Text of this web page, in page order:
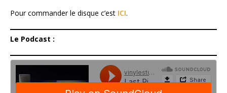
Pour commander le disque c’est ICI.
Le Podcast :